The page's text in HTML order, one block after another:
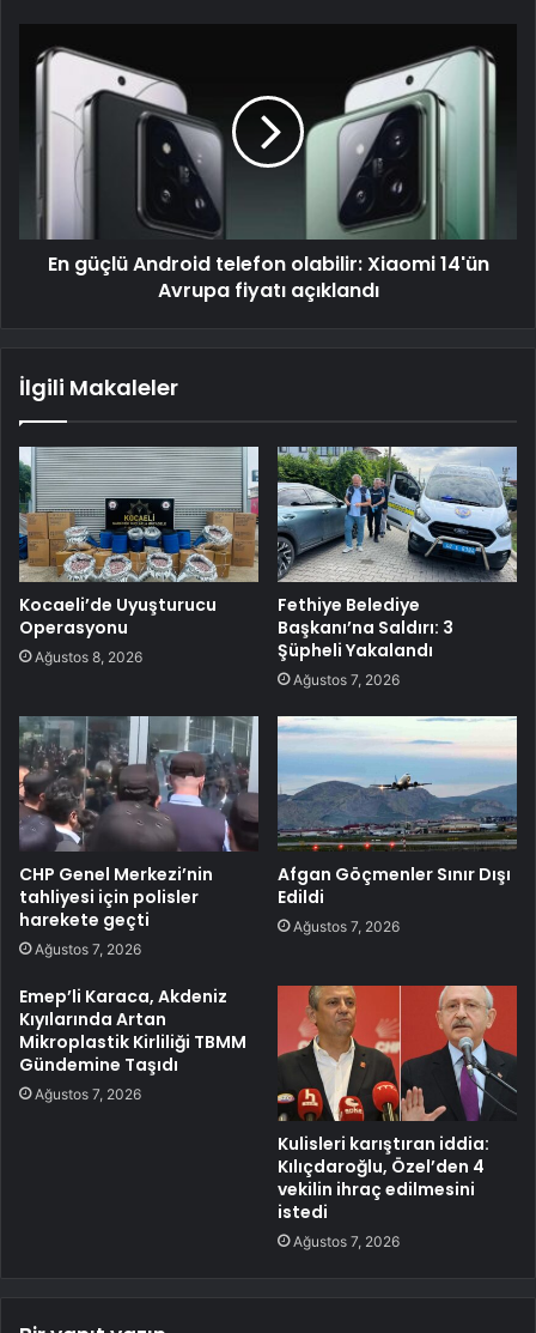
En güçlü Android telefon olabilir: Xiaomi 14'ün
Avrupa fiyatı açıklandı
İlgili Makaleler
Kocaeli’de Uyuşturucu
Operasyonu
Ağustos 8, 2026
Fethiye Belediye
Başkanı’na Saldırı: 3
Şüpheli Yakalandı
Ağustos 7, 2026
CHP Genel Merkezi’nin
tahliyesi için polisler
harekete geçti
Ağustos 7, 2026
Afgan Göçmenler Sınır Dışı
Edildi
Ağustos 7, 2026
Emep’li Karaca, Akdeniz
Kıyılarında Artan
Mikroplastik Kirliliği TBMM
Gündemine Taşıdı
Ağustos 7, 2026
Kulisleri karıştıran iddia:
Kılıçdaroğlu, Özel’den 4
vekilin ihraç edilmesini
istedi
Ağustos 7, 2026